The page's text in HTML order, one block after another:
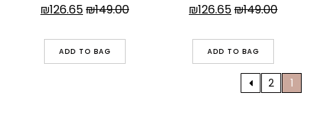
₪149.00
המחיר
היה:
₪149.00.
₪126.65 המחיר
ADD TO BAG
₪149.00
המחיר
היה:
₪149.00.
₪126.65
ADD TO BAG
1
2